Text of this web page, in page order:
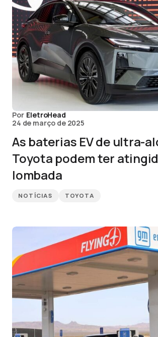
Por EletroHead
24 de março de 2025
As baterias EV de ultra-
Toyota podem ter
lombada
NOTÍCIAS TOYOTA